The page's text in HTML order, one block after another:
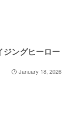
ジングヒーロー
January 18, 2026